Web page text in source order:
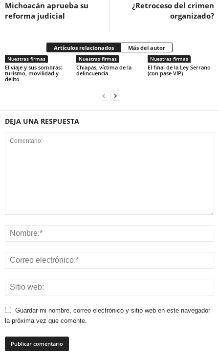
Michoacán aprueba su
reforma judicial
¿Retroceso del crimen
organizado?
Artículos relacionados Más del autor
Nuestras firmas
El viaje y sus sombras:
turismo, movilidad y
delito
Nuestras firmas
Chiapas, víctima de la
delincuencia
Nuestras firmas
El final de la Ley Serrano
(con pase VIP)
DEJA UNA RESPUESTA
Guardar mi nombre, correo electrónico y sitio web en este navegador
la próxima vez que comente.